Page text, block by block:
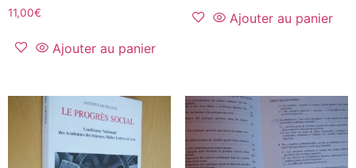
11,00€
Ajouter au panier
Ajouter au panier